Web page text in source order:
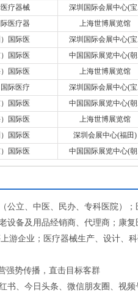
疗器械
深圳国际会展中心(宝
医疗器
上海世博展览馆
国际医
深圳国际会展中心(宝
国际医
中国国际展览中心(朝
国际医
上海世博展览馆
际医疗
深圳国际会展中心(宝
国际医
中国国际展览中心(朝
国际医
上海世博展览馆
国际医
深圳会展中心(福田)
国际医
中国国际展览中心(朝
公立、中医、民办、专科医院）
设备及用品经销商、代理商；康
游企业；医疗器械生产、设计、
强势传播，直击目标客群
书、今日头条、微信朋友圈、视